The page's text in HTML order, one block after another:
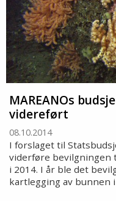
MAREANOs
videreført
08.10.2014
I forslaget til
viderføre bevilgningen
i 2014. I år ble det
kartlegging av bunnen